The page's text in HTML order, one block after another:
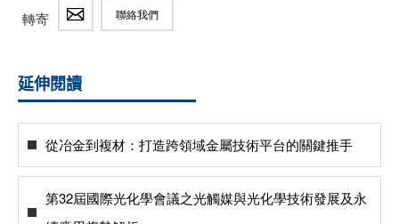
轉寄 聯絡我們
延伸閱讀
從冶金到複材：打造跨領域金屬技術平台的關鍵推手
第32屆國際光化學會議之光觸媒與光化學技術發展及永